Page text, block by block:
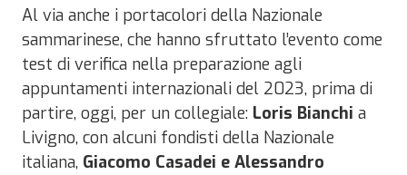
Al via anche i portacolori della Nazionale
sammarinese, che hanno sfruttato l’evento come
test di verifica nella preparazione agli
appuntamenti internazionali del 2023, prima di
partire, oggi, per un collegiale: Loris Bianchi a
Livigno, con alcuni fondisti della Nazionale
italiana, Giacomo Casadei e Alessandro